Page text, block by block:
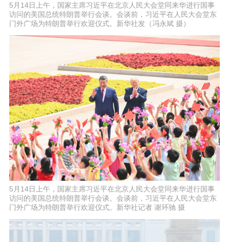
5月14日上午，国家主席习近平在北京人民大会堂同来华进行国事
访问的美国总统特朗普举行会谈。会谈前，习近平在人民大会堂东
门外广场为特朗普举行欢迎仪式。新华社发（冯永斌 摄）
5月14日上午，国家主席习近平在北京人民大会堂同来华进行国事
访问的美国总统特朗普举行会谈。会谈前，习近平在人民大会堂东
门外广场为特朗普举行欢迎仪式。新华社记者 谢环驰 摄